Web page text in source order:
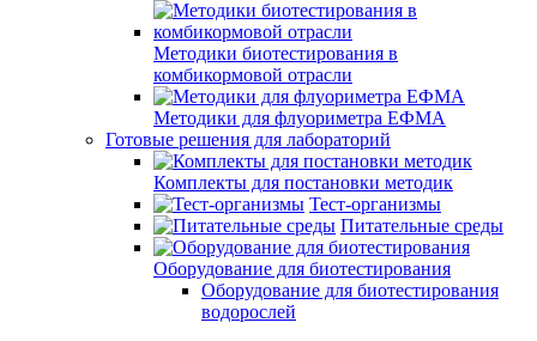
Методики биотестирования в
комбикормовой отрасли
Методики для флуориметра ЕФМА
Готовые решения для лабораторий
Комплекты для постановки методик
Тест-организмы
Питательные среды
Оборудование для биотестирования
Оборудование для биотестирования
водорослей